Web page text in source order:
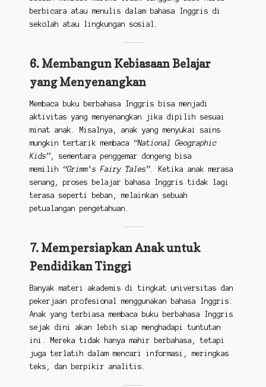
berbicara atau menulis dalam bahasa Inggris di
sekolah atau lingkungan sosial.
6. Membangun Kebiasaan Belajar
yang Menyenangkan
Membaca buku berbahasa Inggris bisa menjadi
aktivitas yang menyenangkan jika dipilih sesuai
minat anak. Misalnya, anak yang menyukai sains
mungkin tertarik membaca “National Geographic
Kids”, sementara penggemar dongeng bisa
memilih “Grimm’s Fairy Tales”. Ketika anak merasa
senang, proses belajar bahasa Inggris tidak lagi
terasa seperti beban, melainkan sebuah
petualangan pengetahuan.
7. Mempersiapkan Anak untuk
Pendidikan Tinggi
Banyak materi akademis di tingkat universitas dan
pekerjaan profesional menggunakan bahasa Inggris.
Anak yang terbiasa membaca buku berbahasa Inggris
sejak dini akan lebih siap menghadapi tuntutan
ini. Mereka tidak hanya mahir berbahasa, tetapi
juga terlatih dalam mencari informasi, meringkas
teks, dan berpikir analitis.